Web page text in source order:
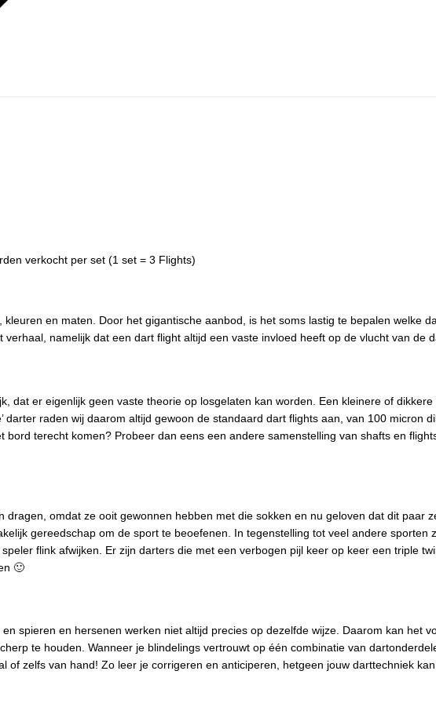
verkocht per set (1 set = 3 Flights)
en maten. Door het gigantische aanbod, is het soms lastig te bepalen welke
namelijk dat een dart flight altijd een vaste invloed heeft op de vlucht van de
dat er eigenlijk geen vaste theorie op losgelaten kan worden. Een kleinere of
darter raden wij daarom altijd gewoon de standaard dart flights aan, van 100 micron
bord terecht komen? Probeer dan eens een andere samenstelling van shafts en
dragen, omdat ze ooit gewonnen hebben met die sokken en nu geloven dat dit paar
gereedschap om de sport te beoefenen. In tegenstelling tot veel andere
flink afwijken. Er zijn darters die met een verbogen pijl keer op keer een triple
🙂
spieren en hersenen werken niet altijd precies op dezelfde wijze. Daarom kan het
te houden. Wanneer je blindelings vertrouwt op één combinatie van
of zelfs van hand! Zo leer je corrigeren en anticiperen, hetgeen jouw darttechniek